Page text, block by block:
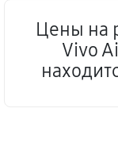
Цены на
Vivo